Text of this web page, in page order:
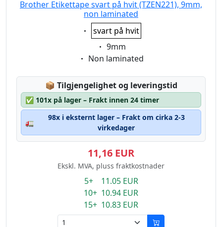
Brother Etikettape svart på hvit (TZEN221), 9mm,
non laminated
Eigenschaft:
svart på hvit
Eigenschaft:
9mm
Eigenschaft:
Non laminated
📦 Lagerstatus:
Tilgjengelighet og leveringstid
✅ 101x på lager – Frakt innen 24 timer
🚛
98x i eksternt lager – Frakt om cirka 2-3
virkedager
11,16 EUR
Ekskl. MVA, pluss fraktkostnader
5+ 11.05 EUR
10+ 10.94 EUR
15+ 10.83 EUR